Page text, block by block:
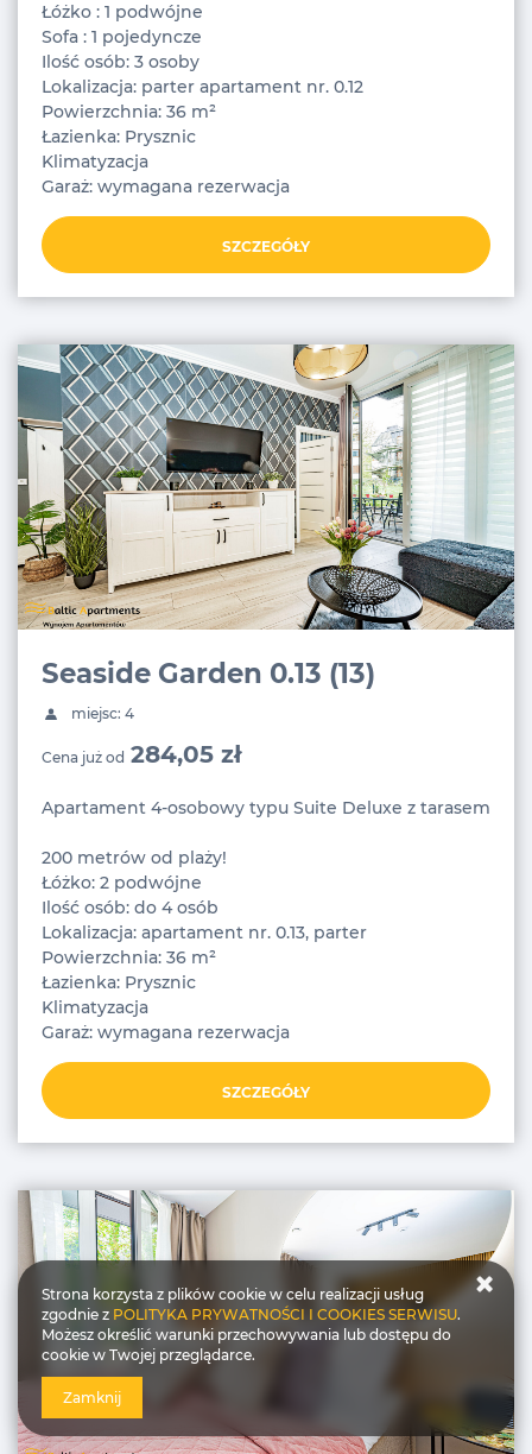
Łóżko : 1 podwójne
Sofa : 1 pojedyncze
Ilość osób: 3 osoby
Lokalizacja: parter apartament nr. 0.12
Powierzchnia: 36 m²
Łazienka: Prysznic
Klimatyzacja
Garaż: wymagana rezerwacja
SZCZEGÓŁY
Seaside Garden 0.13 (13)
miejsc: 4
Cena już od 284,05 zł
Apartament 4-osobowy typu Suite Deluxe z tarasem
200 metrów od plaży!
Łóżko: 2 podwójne
Ilość osób: do 4 osób
Lokalizacja: apartament nr. 0.13, parter
Powierzchnia: 36 m²
Łazienka: Prysznic
Klimatyzacja
Garaż: wymagana rezerwacja
SZCZEGÓŁY
Strona korzysta z plików cookie w celu realizacji usług
zgodnie z POLITYKA PRYWATNOŚCI I COOKIES SERWISU.
Możesz określić warunki przechowywania lub dostępu do
cookie w Twojej przeglądarce.
Zamknij